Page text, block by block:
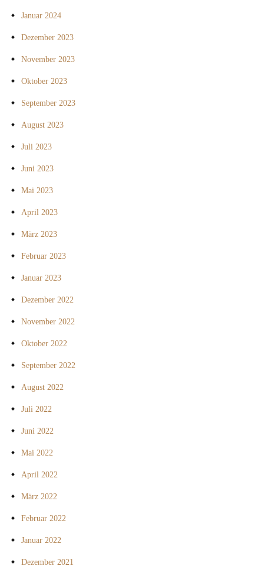
Januar 2024
Dezember 2023
November 2023
Oktober 2023
September 2023
August 2023
Juli 2023
Juni 2023
Mai 2023
April 2023
März 2023
Februar 2023
Januar 2023
Dezember 2022
November 2022
Oktober 2022
September 2022
August 2022
Juli 2022
Juni 2022
Mai 2022
April 2022
März 2022
Februar 2022
Januar 2022
Dezember 2021